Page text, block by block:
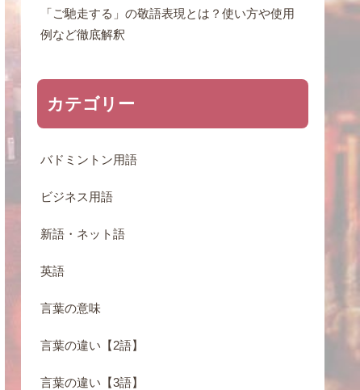
「ご馳走する」の敬語表現とは？使い方や使用
例など徹底解釈
カテゴリー
バドミントン用語
ビジネス用語
新語・ネット語
英語
言葉の意味
言葉の違い【2語】
言葉の違い【3語】